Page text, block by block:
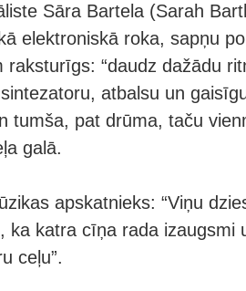
Sāra Bartela (Sarah
elektroniskā roka, sapņu
raksturīgs: “daudz dažādu
atbalsu un
tumša, pat drūma, taču
galā.
apskatnieks: “Viņu
ka katra cīņa rada izaugsmi
ceļu”.